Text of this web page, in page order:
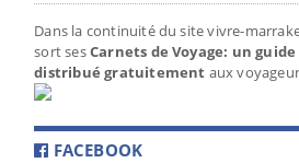
Dans la continuité du site vivre-
sort sesCarnets de Voyage: un
distribué gratuitement aux
FACEBOOK